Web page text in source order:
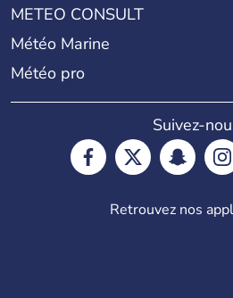
METEO CONSULT
Météo Marine
Météo pro
Suivez-
Retrouvez nos